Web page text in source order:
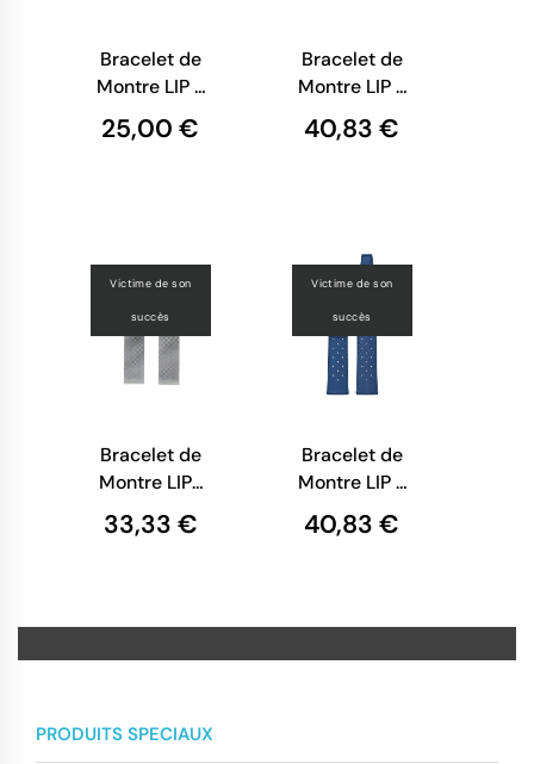
Bracelet de
Montre LIP -
Cuir Camel
avec
25,00 €
Bracelet de
Montre LIP -
Tropic
Perforé
40,83 €
Victime de son
succès
Bracelet de
Montre LIP-
Maille
Milanaise
33,33 €
Victime de son
succès
Bracelet de
Montre LIP -
Tropic
Perforé Bleu
40,83 €
PRODUITS SPECIAUX